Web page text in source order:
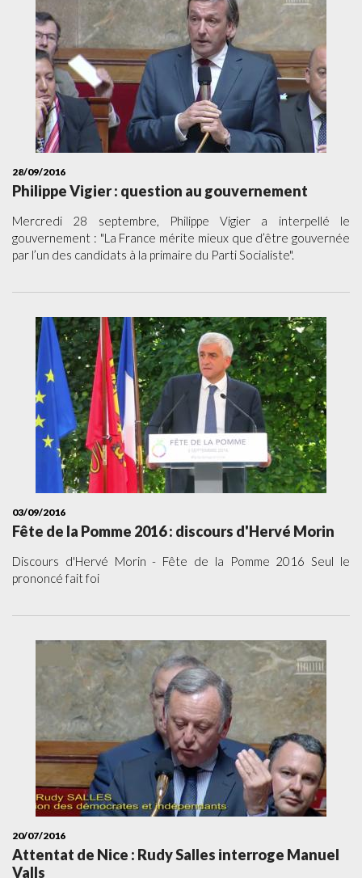
28/09/2016
Philippe Vigier : question au gouvernement
Mercredi 28 septembre, Philippe Vigier a interpellé le
gouvernement : "La France mérite mieux que d’être gouvernée
par l’un des candidats à la primaire du Parti Socialiste".
03/09/2016
Fête de la Pomme 2016 : discours d'Hervé Morin
Discours d'Hervé Morin - Fête de la Pomme 2016 Seul le
prononcé fait foi
20/07/2016
Attentat de Nice : Rudy Salles interroge Manuel
Valls